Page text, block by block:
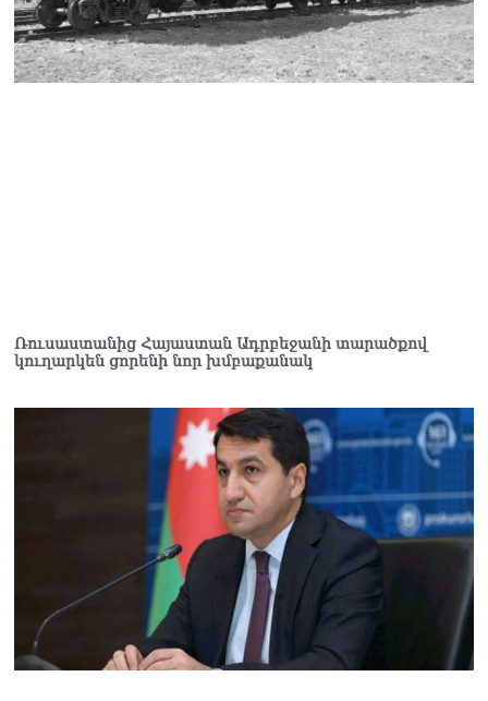
Ռուսաստանից Հայաստան Ադրբեջանի տարածքով
կուղարկեն ցորենի նոր խմբաքանակ